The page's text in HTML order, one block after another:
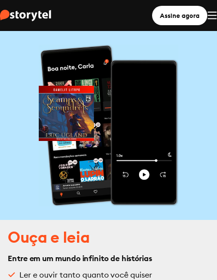
Assine agora
Ouça e leia
Entre em um mundo infinito de histórias
Ler e ouvir tanto quanto você quiser